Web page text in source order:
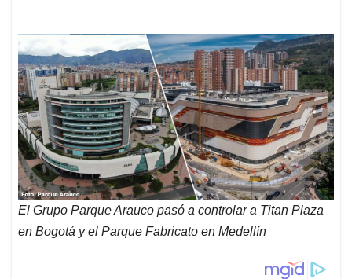
El Grupo Parque Arauco pasó a controlar a Titan Plaza
en Bogotá y el Parque Fabricato en Medellín